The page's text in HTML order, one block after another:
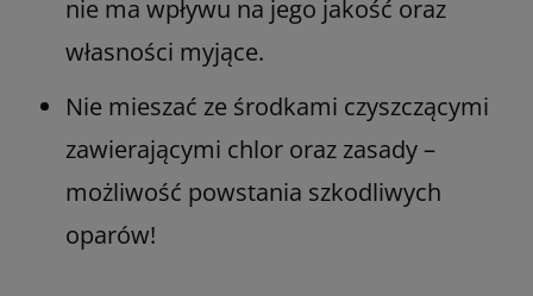
nie ma wpływu na jego jakość oraz
własności myjące.
Nie mieszać ze środkami czyszczącymi
zawierającymi chlor oraz zasady –
możliwość powstania szkodliwych
oparów!